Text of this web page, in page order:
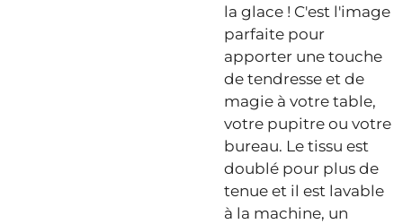
la glace ! C'est l'image
parfaite pour
apporter une touche
de tendresse et de
magie à votre table,
votre pupitre ou votre
bureau. Le tissu est
doublé pour plus de
tenue et il est lavable
à la machine, un